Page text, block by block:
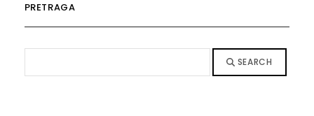
PRETRAGA
SEARCH